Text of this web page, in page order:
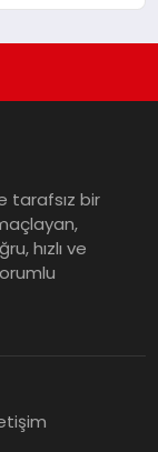
tarafsız bir
hızlı ve